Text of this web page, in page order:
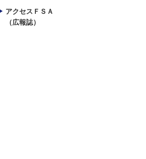
アクセスＦＳＡ
（広報誌）